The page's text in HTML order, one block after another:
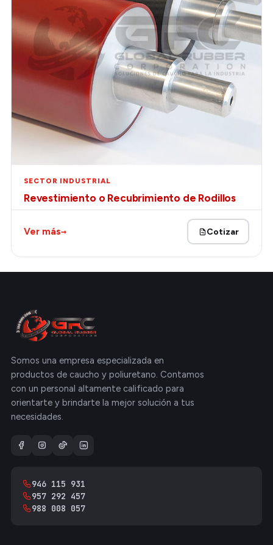
SECTOR INDUSTRIAL
Revestimiento o Recubrimiento de Rodillos
Ver más→ Cotizar
Somos una empresa especializada en
productos de caucho y poliuretano. Contamos
con un personal altamente calificado para
orientarte y brindarte la mejor solución a tus
necesidades.
946 115 931
957 292 457
988 008 057